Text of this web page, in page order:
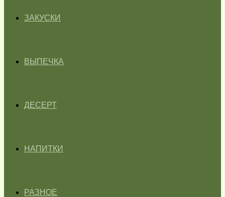
ЗАКУСКИ
ВЫПЕЧКА
ДЕСЕРТ
НАПИТКИ
РАЗНОЕ